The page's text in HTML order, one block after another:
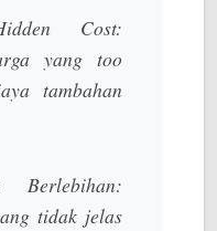
Cost:
yang too
tambahan
Berlebihan:
tidak jelas